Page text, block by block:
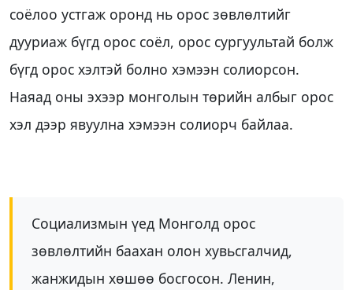
соёлоо устгаж оронд нь орос зөвлөлтийг
дууриаж бүгд орос соёл, орос сургуультай болж
бүгд орос хэлтэй болно хэмээн солиорсон.
Наяад оны эхээр монголын төрийн албыг орос
хэл дээр явуулна хэмээн солиорч байлаа.
Социализмын үед Монголд орос
зөвлөлтийн баахан олон хувьсгалчид,
жанжидын хөшөө босгосон. Ленин,